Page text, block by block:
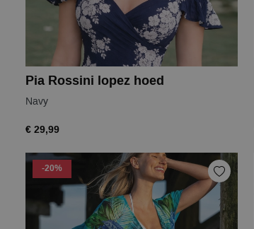
Pia Rossini lopez hoed
Navy
€ 29,99
-20%